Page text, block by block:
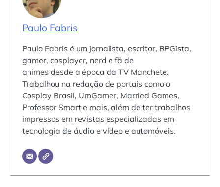
Paulo Fabris
Paulo Fabris é um jornalista, escritor, RPGista,
gamer, cosplayer, nerd e fã de
animes desde a época da TV Manchete.
Trabalhou na redação de portais como o
Cosplay Brasil, UmGamer, Married Games,
Professor Smart e mais, além de ter trabalhos
impressos em revistas especializadas em
tecnologia de áudio e vídeo e automóveis.